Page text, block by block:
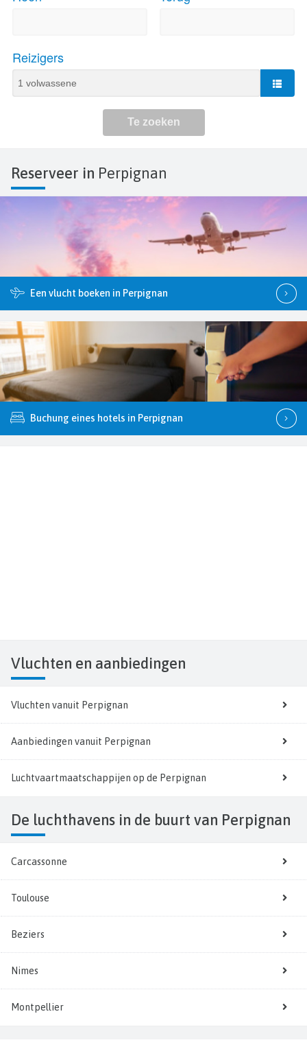
Reserveer in Perpignan
Een vlucht boeken in Perpignan
Buchung eines hotels in Perpignan
Vluchten en aanbiedingen
Vluchten vanuit Perpignan
Aanbiedingen vanuit Perpignan
Luchtvaartmaatschappijen op de Perpignan
De luchthavens in de buurt van Perpignan
Carcassonne
Toulouse
Beziers
Nimes
Montpellier